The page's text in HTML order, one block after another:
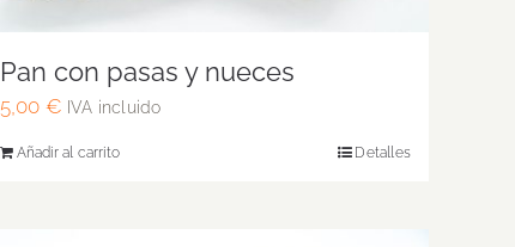
Pan con pasas y nueces
5,00 € IVA incluido
Añadir al carrito Detalles